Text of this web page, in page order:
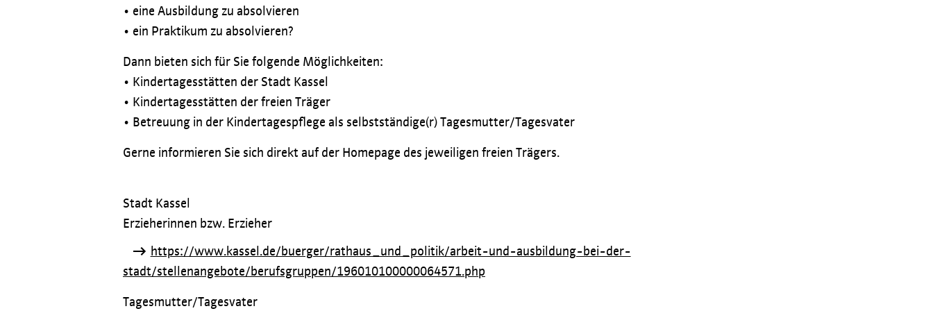
• eine Ausbildung zu absolvieren
• ein Praktikum zu absolvieren?
Dann bieten sich für Sie folgende Möglichkeiten:
• Kindertagesstätten der Stadt Kassel
• Kindertagesstätten der freien Träger
• Betreuung in der Kindertagespflege als selbstständige(r) Tagesmutter/Tagesvater
Gerne informieren Sie sich direkt auf der Homepage des jeweiligen freien Trägers.
Stadt Kassel
Erzieherinnen bzw. Erzieher
https://www.kassel.de/buerger/rathaus_und_politik/arbeit-und-ausbildung-bei-der-
stadt/stellenangebote/berufsgruppen/196010100000064571.php
Tagesmutter/Tagesvater